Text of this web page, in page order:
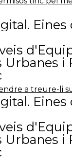
Mobilitat i
Organització del
Organització del
Padró d'habitants
Participació
Protecció civil
(5)
Protocol municipal
Recursos humans i
Seguretat
Seguretat
persones i béns (3)
Eines
Urbanes i
a treure-li
Eines
Urbanes i